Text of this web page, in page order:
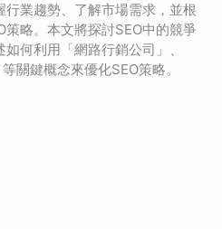
業趨勢、了解市場需求，並根
略。本文將探討SEO中的競爭
何利用「網路行銷公司」、
關鍵概念來優化SEO策略。